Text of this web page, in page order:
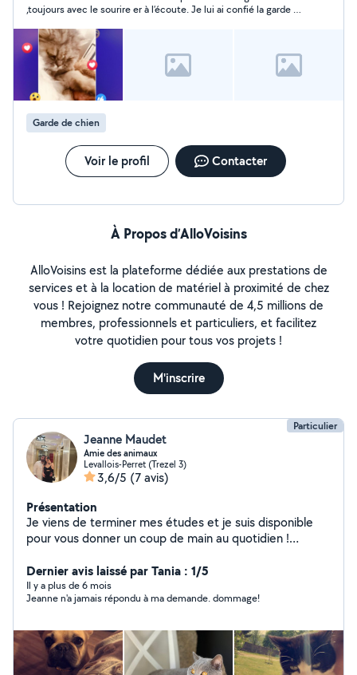
vie.
,toujours avec le sourire er à l’écoute. Je lui ai confié la garde de
efficace Je suis vraiment satisfait et je recommande vrmt si
vous chercher qlq de confiance
Garde de chien
Voir le profil Contacter
À Propos d’AlloVoisins
AlloVoisins est la plateforme dédiée aux prestations de
services et à la location de matériel à proximité de chez
vous ! Rejoignez notre communauté de 4,5 millions de
membres, professionnels et particuliers, et facilitez
votre quotidien pour tous vos projets !
M'inscrire
Particulier
Jeanne Maudet
Amie des animaux
Levallois-Perret (Trezel 3)
3,6/5 (7 avis)
Présentation
Je viens de terminer mes études et je suis disponible
pour vous donner un coup de main au quotidien !
je propose mes services pour garder vos compagnons à
quatre pattes (chiens, chats, NAC), que ce soit à votre
domicile ou en promenade. Sérieuse, attentionnée et
petits services (plantes, courses, aide ponctuelle).
N'hésitez pas à me contacter, je serai ravie de vous
rendre service !
Dernier avis laissé par Tania : 1/5
Il y a plus de 6 mois
Jeanne n'a jamais répondu à ma demande. dommage!